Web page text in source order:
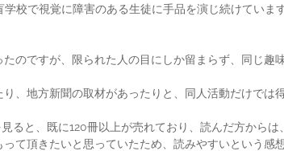
校で視覚に障害のある生徒に手品を演じ続けています
のですが、限られた人の目にしか留まらず、同じ趣
、地方新聞の取材があったりと、同人活動だけでは
ると、既に120冊以上が売れており、読んだ方から
て頂きたいと思っていたため、読みやすいという感